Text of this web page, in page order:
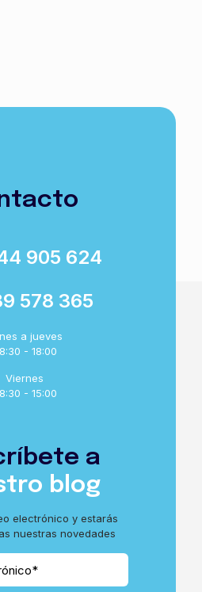
905 624
578 365
a jueves
- 18:00
Viernes
- 15:00
a
blog
electrónico y estarás
nuestras novedades